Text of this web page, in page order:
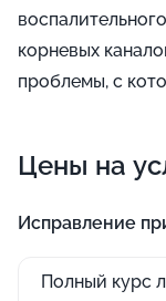
корневых
проблемы, с
реставрацией
Цены на
Исправление
Полный курс